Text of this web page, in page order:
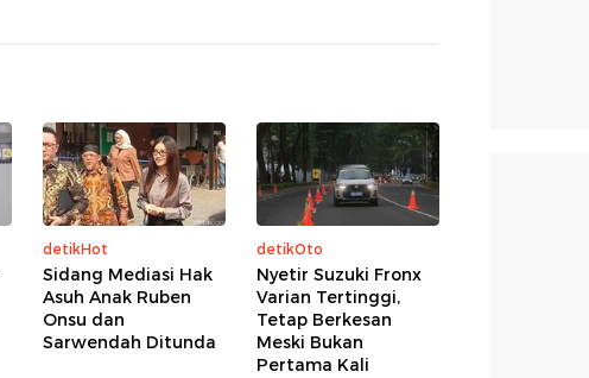
detikHot
Sidang Mediasi Hak
Asuh Anak Ruben
Onsu dan
Sarwendah Ditunda
detikOto
Nyetir Suzuki Fronx
Varian Tertinggi,
Tetap Berkesan
Meski Bukan
Pertama Kali